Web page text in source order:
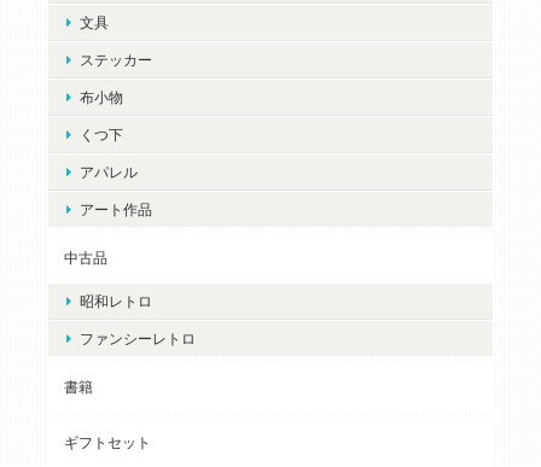
文具
ステッカー
布小物
くつ下
アパレル
アート作品
中古品
昭和レトロ
ファンシーレトロ
書籍
ギフトセット